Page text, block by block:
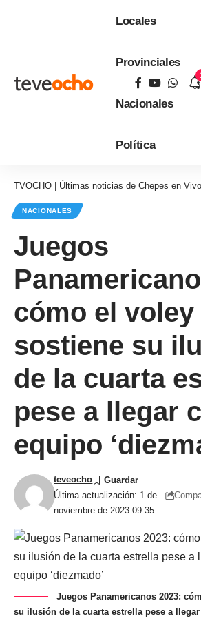
Locales
Provinciales
Nacionales
Política
TVOCHO | Últimas noticias de Chepes en Vivo
NACIONALES
Juegos
cómo el voley
sostiene su
de la cuarta
pese a llegar
equipo
Última actualización: 1 de
noviembre de 2023 09:35
teveocho
Juegos Panamericanos 2023:
su ilusión de la cuarta estrella pese a